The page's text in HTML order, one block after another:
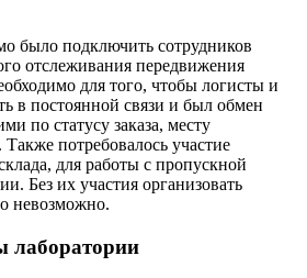
было подключить сотрудников
отслеживания передвижения
для того, чтобы логисты и
в постоянной связи и был обмен
по статусу заказа, месту
потребовалось участие
для работы с пропускной
Без их участия организовать
невозможно.
лаборатории